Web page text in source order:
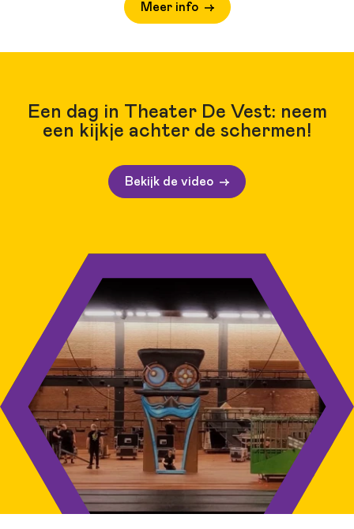
Meer info
Een dag in Theater De Vest: neem
een kijkje achter de schermen!
Bekijk de video